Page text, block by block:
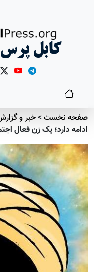
کابل پرس
صفحه نخست>خبر و
ادامه دارد؛ یک زن فعال